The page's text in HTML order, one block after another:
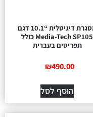
מסגרת דיגיטלית “10.1 דגם
Media-Tech SP105 כולל
תפריטים בעברית
₪490.00
הוסף לסל